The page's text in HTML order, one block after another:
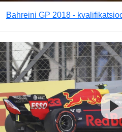
Bahreini GP 2018 -